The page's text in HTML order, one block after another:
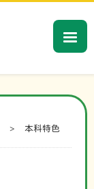
> 本科特色